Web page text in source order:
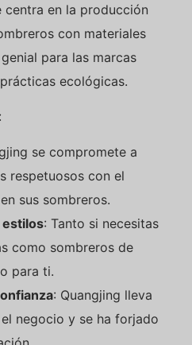
centra en la producción
con materiales
para las marcas
ecológicas.
:
se compromete a
respetuosos con el
sus sombreros.
estilos: Tanto si necesitas
como sombreros de
para ti.
: Quangjing lleva
negocio y se ha forjado